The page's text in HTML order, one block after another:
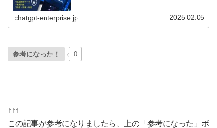
chatgpt-enterprise.jp 2025.02.05
参考になった！ 0
↑↑↑
この記事が参考になりましたら、上の「参考になった」ボ